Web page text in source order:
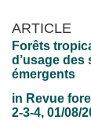
ARTICLE
Forêts
d’usage
émergents
in Revue
2-3-4, 01/08/